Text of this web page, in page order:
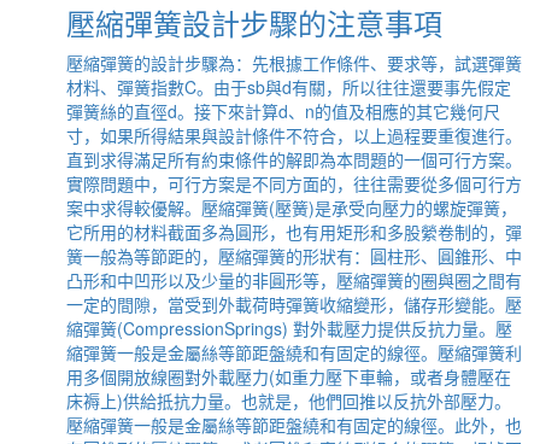
壓縮彈簧設計步驟的注意事項
壓縮彈簧的設計步驟為：先根據工作條件、要求等，試選彈簧
材料、彈簧指數C。由于sb與d有關，所以往往還要事先假定
彈簧絲的直徑d。接下來計算d、n的值及相應的其它幾何尺
寸，如果所得結果與設計條件不符合，以上過程要重復進行。
直到求得滿足所有約束條件的解即為本問題的一個可行方案。
實際問題中，可行方案是不同方面的，往往需要從多個可行方
案中求得較優解。壓縮彈簧(壓簧)是承受向壓力的螺旋彈簧，
它所用的材料截面多為圓形，也有用矩形和多股縈卷制的，彈
簧一般為等節距的，壓縮彈簧的形狀有：圓柱形、圓錐形、中
凸形和中凹形以及少量的非圓形等，壓縮彈簧的圈與圈之間有
一定的間隙，當受到外載荷時彈簧收縮變形，儲存形變能。壓
縮彈簧(CompressionSprings) 對外載壓力提供反抗力量。壓
縮彈簧一般是金屬絲等節距盤繞和有固定的線徑。壓縮彈簧利
用多個開放線圈對外載壓力(如重力壓下車輪，或者身體壓在
床褥上)供給抵抗力量。也就是，他們回推以反抗外部壓力。
壓縮彈簧一般是金屬絲等節距盤繞和有固定的線徑。此外，也